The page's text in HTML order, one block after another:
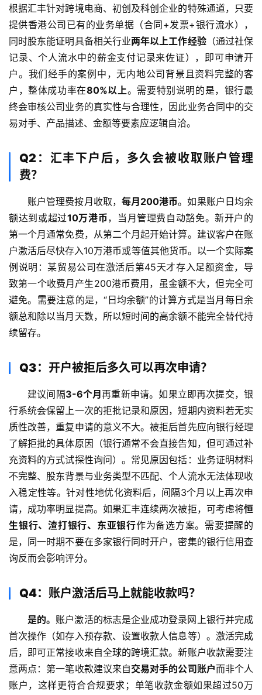
根据汇丰针对跨境电商、初创及科创企业的特殊通道，只要
提供香港公司已有的业务单据（合同+发票+银行流水），
同时股东能证明具备相关行业两年以上工作经验（通过社保
记录、个人流水中的薪金支付记录来佐证），即可申请开
户。我们经手的案例中，无内地公司背景且资料完整的客
户，整体成功率在80%以上。需要特别说明的是，银行最
终会审核公司业务的真实性与合理性，因此业务合同中的交
易对手、产品描述、金额等要素应逻辑自洽。
Q2：汇丰下户后，多久会被收取账户管理
费？
账户管理费按月收取， 每月200港币。如果账户日均余
额达到或超过10万港币，当月管理费自动豁免。新开户的
第一个月通常免费，从第二个月起开始计算。建议客户在账
户激活后尽快存入10万港币或等值其他货币。以一个实际案
例说明：某贸易公司在激活后第45天才存入足额资金，导
致第一个收费月产生200港币费用，虽金额不大，但完全可
避免。需要注意的是，“日均余额”的计算方式是当月每日余
额总和除以当月天数，所以短时间的高余额不能完全替代持
续留存。
Q3：开户被拒后多久可以再次申请？
建议间隔3-6个月再重新申请。如果立即再次提交，银
行系统会保留上一次的拒批记录和原因，短期内资料若无实
质性改善，重复申请的意义不大。被拒后首先应向银行经理
了解拒批的具体原因（银行通常不会直接告知，但可通过补
充资料的方式试探性询问）。常见原因包括：业务证明材料
不完整、股东背景与业务类型不匹配、个人流水无法体现收
入稳定性等。针对性地优化资料后，间隔3个月以上再次申
请，成功率明显提高。如果汇丰连续两次被拒，可考虑将恒
生银行、渣打银行、东亚银行作为备选方案。需要提醒的
是，同一时期不要在多家银行同时开户，密集的银行信用查
询反而会影响评分。
Q4：账户激活后马上就能收款吗？
是的。 账户激活的标志是企业成功登录网上银行并完成
首次操作（如存入预存款、设置收款人信息等）。激活完成
后，即可正常接收来自全球的跨境汇款。新账户收款需要注
意两点：第一笔收款建议来自交易对手的公司账户而非个人
账户，这样更符合合规要求；单笔收款金额如果超过50万